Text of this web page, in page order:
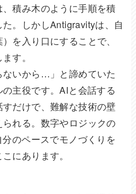
積み木のように手順を積
。しかしAntigravityは、自
を入り口にすることで、
す。
ないから…」と諦めていた
主役です。AIと会話する
だけで、難解な技術の壁
れる。数字やロジックの
のペースでモノづくりを
にあります。